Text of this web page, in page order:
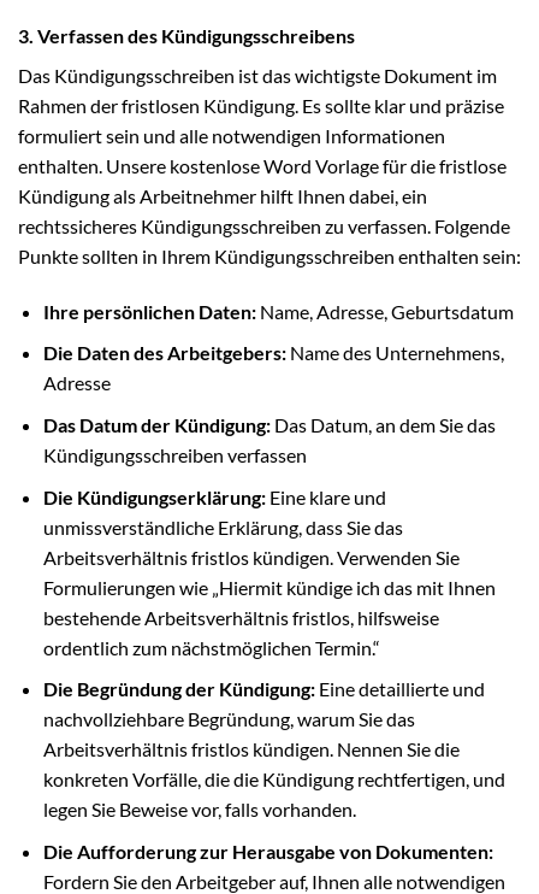
3. Verfassen des Kündigungsschreibens
Das Kündigungsschreiben ist das wichtigste Dokument im
Rahmen der fristlosen Kündigung. Es sollte klar und präzise
formuliert sein und alle notwendigen Informationen
enthalten. Unsere kostenlose Word Vorlage für die fristlose
Kündigung als Arbeitnehmer hilft Ihnen dabei, ein
rechtssicheres Kündigungsschreiben zu verfassen. Folgende
Punkte sollten in Ihrem Kündigungsschreiben enthalten sein:
Ihre persönlichen Daten:Name, Adresse, Geburtsdatum
Die Daten des Arbeitgebers:Name des Unternehmens,
Adresse
Das Datum der Kündigung:Das Datum, an dem Sie das
Kündigungsschreiben verfassen
Die Kündigungserklärung:Eine klare und
unmissverständliche Erklärung, dass Sie das
Arbeitsverhältnis fristlos kündigen. Verwenden Sie
Formulierungen wie „Hiermit kündige ich das mit Ihnen
bestehende Arbeitsverhältnis fristlos, hilfsweise
ordentlich zum nächstmöglichen Termin.“
Die Begründung der Kündigung:Eine detaillierte und
nachvollziehbare Begründung, warum Sie das
Arbeitsverhältnis fristlos kündigen. Nennen Sie die
konkreten Vorfälle, die die Kündigung rechtfertigen, und
legen Sie Beweise vor, falls vorhanden.
Die Aufforderung zur Herausgabe von Dokumenten:
Fordern Sie den Arbeitgeber auf, Ihnen alle notwendigen